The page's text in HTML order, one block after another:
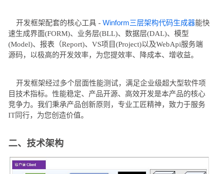
开发框架配套的核心工具 - Winform三层架构代码生成器能快
速生成界面(FORM)、业务层(BLL)、数据层(DAL)、模型
(Model)、报表（Report)、 VS项目(Project)以及WebApi服务端
源码，以极高的开发效率，为您提效率、降成本、增收益。
开发框架经过多个层面性能测试，满足企业级超大型软件项
目技术指标。性能稳定、产品开源、高效开发是本产品的核心
竞争力。我们秉承产品创新原则，专业工匠精神，致力于服务
IT同行，为您创造价值。
二、技术架构